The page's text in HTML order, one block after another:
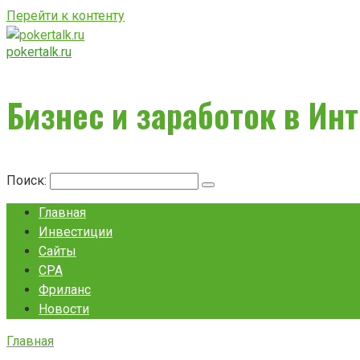
Перейти к контенту
pokertalk.ru
Бизнес и заработок в
Поиск:
Главная
Инвестиции
Сайты
CPA
Фриланс
Новости
Главная